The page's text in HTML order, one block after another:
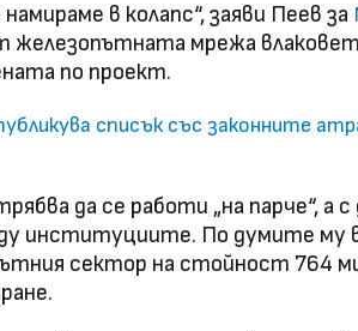
в колапс“, заяви Пеев за
железопътната мрежа
по проект.
списък със законните
да се работи „на парче“, а с
институциите. По думите му
сектор на стойност 764